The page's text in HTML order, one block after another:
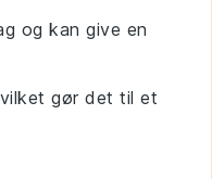
og kan give en
gør det til et